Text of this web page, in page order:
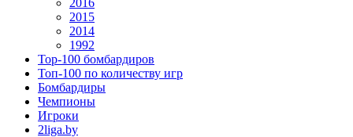
2016
2015
2014
1992
Top-100 бомбардиров
Топ-100 по количеству игр
Бомбардиры
Чемпионы
Игроки
2liga.by